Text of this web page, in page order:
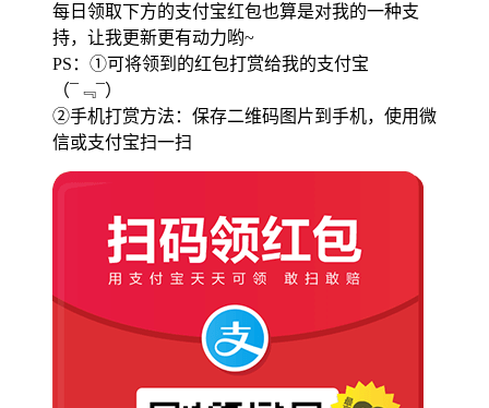
每日领取下方的支付宝红包也算是对我的一种支
持，让我更新更有动力哟~
PS：①可将领到的红包打赏给我的支付宝
（¯﹃¯）
②手机打赏方法：保存二维码图片到手机，使用微
信或支付宝扫一扫